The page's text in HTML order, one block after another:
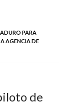
PARA
AGENCIA DE
de